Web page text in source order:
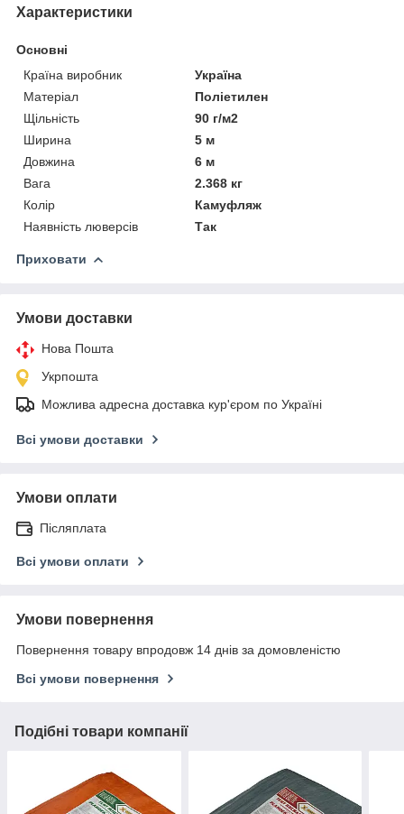
Характеристики
Основні
Країна виробник
Україна
Матеріал
Поліетилен
Щільність
90 г/м2
Ширина
5 м
Довжина
6 м
Вага
2.368 кг
Колір
Камуфляж
Наявність люверсів
Так
Приховати
Умови доставки
Нова Пошта
Укрпошта
Можлива адресна доставка кур'єром по Україні
Всі умови доставки
Умови оплати
Післяплата
Всі умови оплати
Умови повернення
Повернення товару впродовж 14 днів за домовленістю
Всі умови повернення
Подібні товари компанії